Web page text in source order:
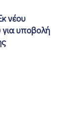
νέου
για υποβολή